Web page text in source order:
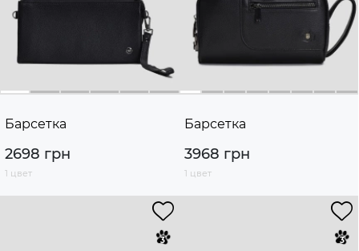
Барсетка
2698 грн
1 цвет
Барсетка
3968 грн
1 цвет